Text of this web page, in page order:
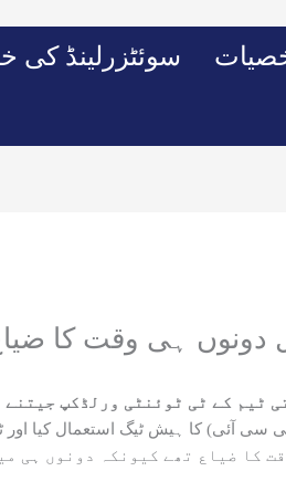
سوئٹزرلینڈ کی
دونوں ہی وقت کا ضیاع
ٹیم کے ٹی ٹوئنٹی ورلڈکپ جیتنے
آئی) کا ہیش ٹیگ استعمال کیا اور
کا ضیاع تھے کیونکہ دونوں ہی